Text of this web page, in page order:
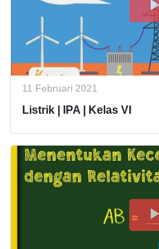
11 Februari 2021
Listrik | IPA | Kelas VI